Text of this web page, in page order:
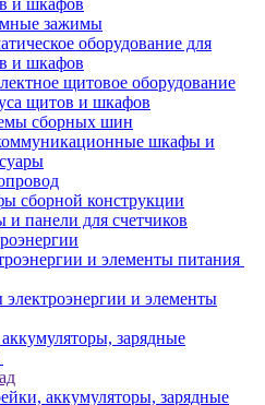
и шкафов
зажимы
оборудование для
и шкафов
щитовое оборудование
щитов и шкафов
сборных шин
шкафы и
сборной конструкции
панели для счетчиков
и элементы питания
электроэнергии и элементы
зарядные
аккумуляторы, зарядные